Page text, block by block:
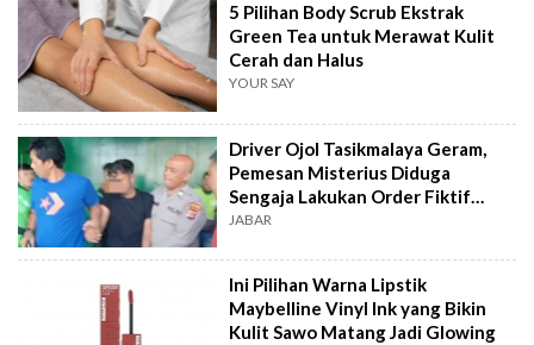
5 Pilihan Body Scrub Ekstrak
Green Tea untuk Merawat Kulit
Cerah dan Halus
YOUR SAY
Driver Ojol Tasikmalaya Geram,
Pemesan Misterius Diduga
Sengaja Lakukan Order Fiktif
Berulang
JABAR
Ini Pilihan Warna Lipstik
Maybelline Vinyl Ink yang Bikin
Kulit Sawo Matang Jadi Glowing